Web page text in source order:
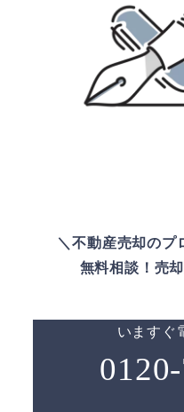
＼不動産売却のプ
無料相談！売
いますぐ